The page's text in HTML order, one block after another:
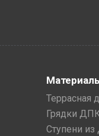
Террасная
Грядки
Ступени